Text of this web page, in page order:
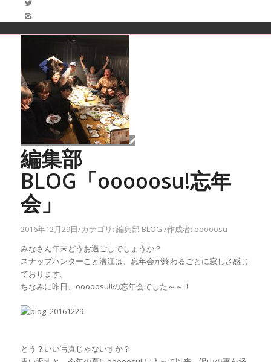
編集部
BLOG「ooooosu!忘年
会」
2016年12月29日/カテゴリ: 編集部 BLOG /作成者: ooooosu
みなさん年末どうお過ごしでしょうか？
スナップハンターこと溝江は、忘年会が終わるごとに寂しさ感じ
ております。
ちなみに昨日、ooooosu!!の忘年会でした～～！
どう？いい写真じゃないすか？